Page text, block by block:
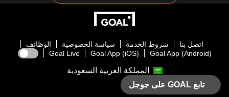
اتصل بنا شروط الخدمة سياسة الخصوصية
الوظائف
Goal App (Android)
Goal App (iOS)
Goal Live
المملكة العربية السعودية
تابع GOAL على جوجل